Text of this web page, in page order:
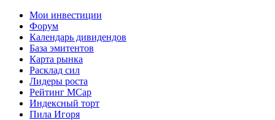
Мои инвестиции
Форум
Календарь дивидендов
База эмитентов
Карта рынка
Расклад сил
Лидеры роста
Рейтинг MCap
Индексный торт
Пила Игоря